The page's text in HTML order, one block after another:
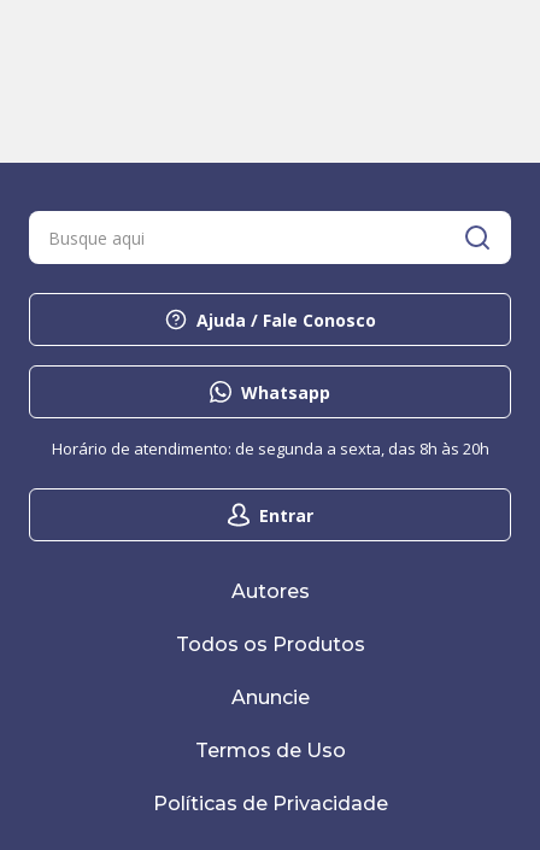
Ajuda / Fale Conosco
Whatsapp
Entrar
Horário de atendimento: de segunda a sexta, das 8h às 20h
Autores
Todos os Produtos
Anuncie
Termos de Uso
Políticas de Privacidade